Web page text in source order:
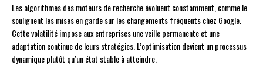
Les algorithmes des moteurs de recherche évoluent constamment, comme le
soulignent les mises en garde sur les changements fréquents chez Google.
Cette volatilité impose aux entreprises une veille permanente et une
adaptation continue de leurs stratégies. L’optimisation devient un processus
dynamique plutôt qu’un état stable à atteindre.